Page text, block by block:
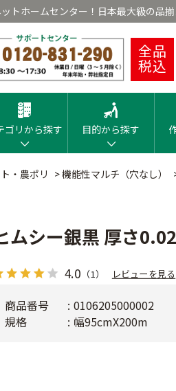
トホームセンター！日本最大級の品揃
全品
税込
ゴリから探す 目的から探す
・農ポリ >機能性マルチ（穴なし）
ムシー銀黒 厚さ
4.0 （1） レビューを見る
商品番号
0106205000002
規格
幅95cmX200m